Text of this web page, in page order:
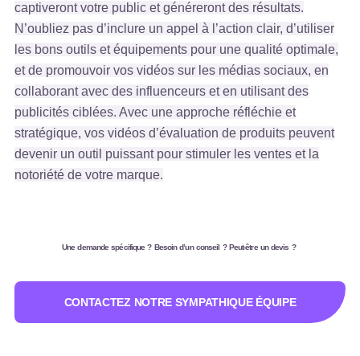
captiveront votre public et généreront des résultats.
N’oubliez pas d’inclure un appel à l’action clair, d’utiliser
les bons outils et équipements pour une qualité optimale,
et de promouvoir vos vidéos sur les médias sociaux, en
collaborant avec des influenceurs et en utilisant des
publicités ciblées. Avec une approche réfléchie et
stratégique, vos vidéos d’évaluation de produits peuvent
devenir un outil puissant pour stimuler les ventes et la
notoriété de votre marque.
Une demande spécifique ? Besoin d’un conseil ? Peut-être un devis ?
CONTACTEZ NOTRE SYMPATHIQUE ÉQUIPE